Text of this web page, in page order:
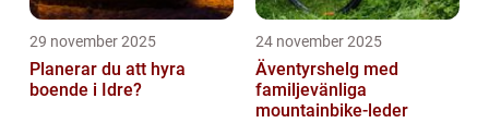
29 november 2025
Planerar du att hyra
boende i Idre?
24 november 2025
Äventyrshelg med
familjevänliga
mountainbike-leder